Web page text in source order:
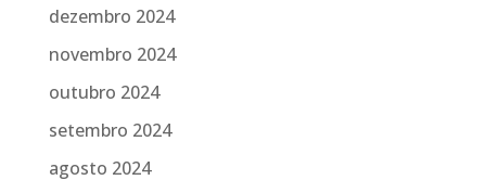
dezembro 2024
novembro 2024
outubro 2024
setembro 2024
agosto 2024